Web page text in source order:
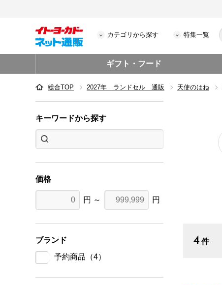
カテゴリから探す 特集一覧
ギフト・フード
総合TOP 2027年 ランドセル 通販 天使のはね
キーワードから探す
価格
円 ～ 円
ブランド
予約商品 （4）
4 件